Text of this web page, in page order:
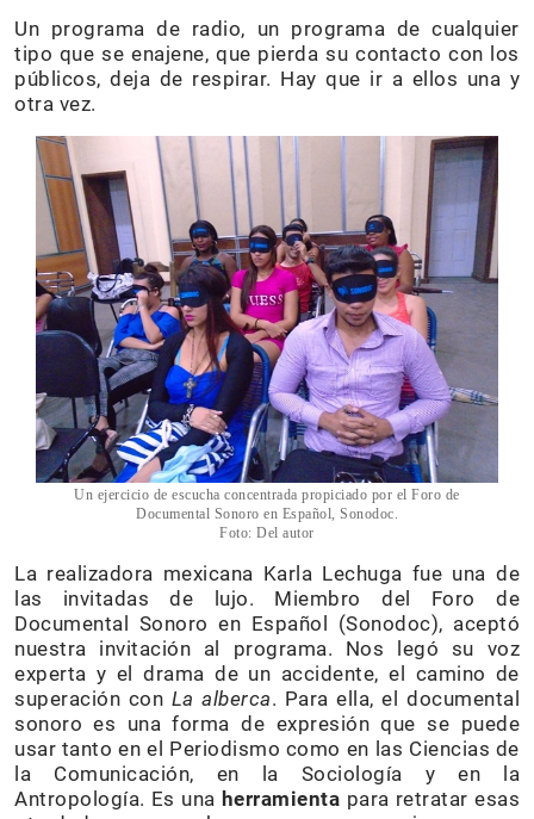
Un programa de radio, un programa de cualquier
tipo que se enajene, que pierda su contacto con los
públicos, deja de respirar. Hay que ir a ellos una y
otra vez.
Un ejercicio de escucha concentrada propiciado por el Foro de
Documental Sonoro en Español, Sonodoc.
Foto: Del autor
La realizadora mexicana Karla Lechuga fue una de
las invitadas de lujo. Miembro del Foro de
Documental Sonoro en Español (Sonodoc), aceptó
nuestra invitación al programa. Nos legó su voz
experta y el drama de un accidente, el camino de
superación con La alberca. Para ella, el documental
sonoro es una forma de expresión que se puede
usar tanto en el Periodismo como en las Ciencias de
la Comunicación, en la Sociología y en la
Antropología. Es una herramienta para retratar esas